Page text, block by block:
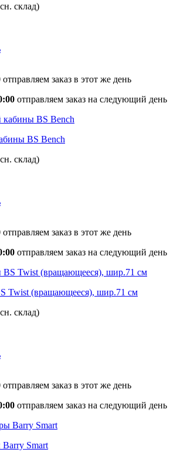
склад)
отправляем заказ в этот же день
отправляем заказ на следующий день
BS Bench
склад)
отправляем заказ в этот же день
отправляем заказ на следующий день
Twist (вращающееся), шир.71 см
склад)
отправляем заказ в этот же день
отправляем заказ на следующий день
Smart